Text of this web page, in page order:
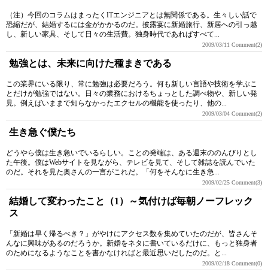
（注）今回のコラムはまったくITエンジニアとは無関係である。生々しい話で
恐縮だが、結婚するには金がかかるのだ。披露宴に新婚旅行、新居への引っ越
し、新しい家具、そして日々の生活費。独身時代であればすべて...
2009/03/11 Comment(2)
勉強とは、未来に向けた種まきである
この業界にいる限り、常に勉強は必要だろう。何も新しい言語や技術を学ぶこ
とだけが勉強ではない。日々の業務におけるちょっとした調べ物や、新しい発
見。例えばいままで知らなかったエクセルの機能を使ったり、他の...
2009/03/04 Comment(2)
生き急ぐ僕たち
どうやら僕は生き急いでいるらしい。ことの発端は、ある週末ののんびりとし
た午後。僕はWebサイトを見ながら、テレビを見て、そして雑誌を読んでいた
のだ。それを見た奥さんの一言がこれだ。「何をそんなに生き急...
2009/02/25 Comment(3)
結婚して変わったこと（1）～気付けば毎朝ノーフレック
ス
「新婚は早く帰るべき？」がやけにアクセス数を集めていたのだが、皆さんそ
んなに興味があるのだろうか。新婚をネタに書いているだけに、もっと独身者
のためになるようなことを書かなければと最近思いだしたのだ。と...
2009/02/18 Comment(0)